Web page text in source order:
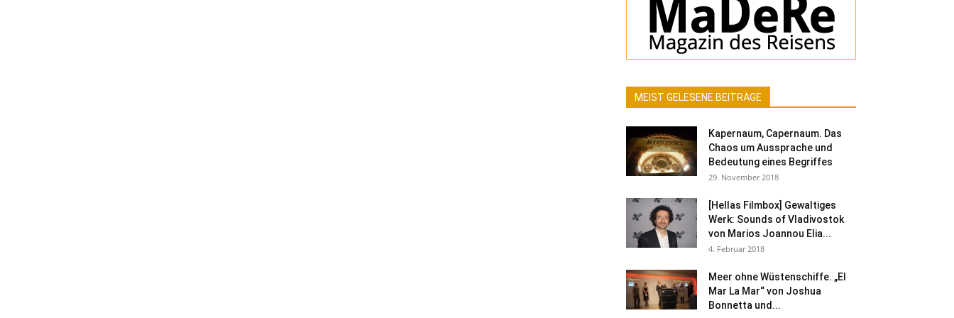
MEIST GELESENE BEITRÄGE
Kapernaum, Capernaum. Das
Chaos um Aussprache und
Bedeutung eines Begriffes
29. November 2018
[Hellas Filmbox] Gewaltiges
Werk: Sounds of Vladivostok
von Marios Joannou Elia...
4. Februar 2018
Meer ohne Wüstenschiffe. „El
Mar La Mar“ von Joshua
Bonnetta und...